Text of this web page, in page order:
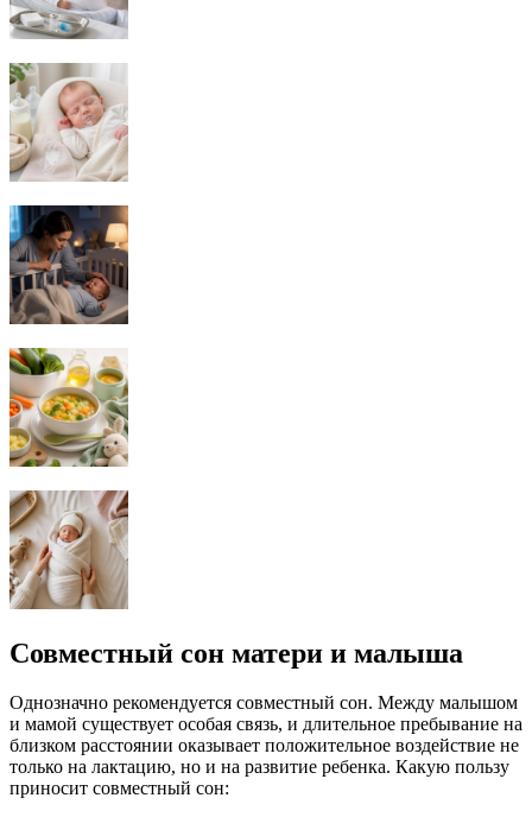
Совместный сон матери и малыша
Однозначно рекомендуется совместный сон. Между малышом
и мамой существует особая связь, и длительное пребывание на
близком расстоянии оказывает положительное воздействие не
только на лактацию, но и на развитие ребенка. Какую пользу
приносит совместный сон: